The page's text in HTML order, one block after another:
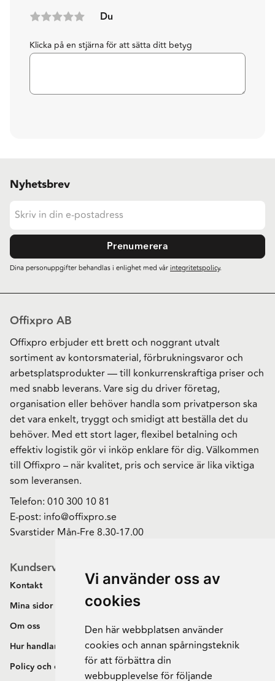
Vi använder oss av
cookies
Den här webbplatsen använder
cookies och annan spårningsteknik
för att förbättra din
webbupplevelse för följande
Du
Klicka på en stjärna för att sätta ditt betyg
Nyhetsbrev
Prenumerera
Dina personuppgifter behandlas i enlighet med vårintegritetspolicy.
Offixpro AB
Offixpro erbjuder ett brett och noggrant utvalt
sortiment av kontorsmaterial, förbrukningsvaror och
arbetsplatsprodukter — till konkurrenskraftiga priser och
med snabb leverans. Vare sig du driver företag,
organisation eller behöver handla som privatperson ska
det vara enkelt, tryggt och smidigt att beställa det du
behöver. Med ett stort lager, flexibel betalning och
effektiv logistik gör vi inköp enklare för dig. Välkommen
till Offixpro – när kvalitet, pris och service är lika viktiga
som leveransen.
Telefon: 010 300 10 81
E-post: info@offixpro.se
Svarstider Mån-Fre 8.30-17.00
Kundservice
Kontakt
Mina sidor
Om oss
Hur handlar jag?
Policy och cookies